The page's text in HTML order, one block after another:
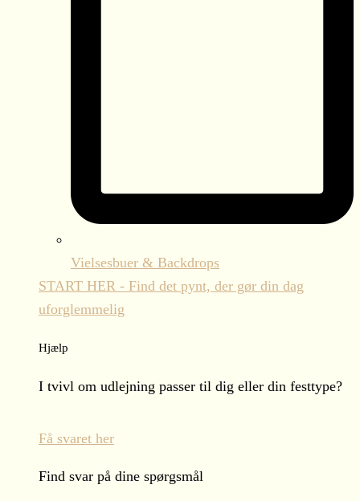
Vielsesbuer & Backdrops
START HER - Find det pynt, der gør din dag
uforglemmelig
Hjælp
I tvivl om udlejning passer til dig eller din festtype?
Få svaret her
Find svar på dine spørgsmål